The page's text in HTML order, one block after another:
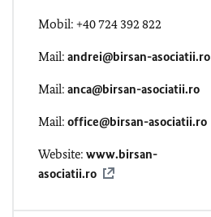
Mobil: +40 724 392 822
Mail: andrei@birsan-asociatii.ro
Mail: anca@birsan-asociatii.ro
Mail: office@birsan-asociatii.ro
Website: www.birsan-
asociatii.ro